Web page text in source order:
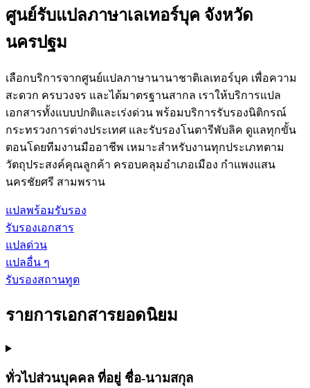
ศูนย์รับแปลภาษาเลเทอร์บุค จังหวัด
นครปฐม
เลือกบริการจากศูนย์แปลภาษานานาชาติเลเทอร์บุค เพื่อความ
สะดวก ครบวงจร และได้มาตรฐานสากล เราให้บริการแปล
เอกสารทั้งแบบปกติและเร่งด่วน พร้อมบริการรับรองนิติกรณ์
กระทรวงการต่างประเทศ และรับรองโนตารีพับลิค ดูแลทุกขั้น
ตอนโดยทีมงานมืออาชีพ เหมาะสำหรับงานทุกประเภทตาม
วัตถุประสงค์คุณลูกค้า ครอบคลุมอำเภอเมือง กำแพงแสน
นครชัยศรี สามพราน
แปลพร้อมรับรอง
รับรองเอกสาร
แปลด่วน
แปลอื่น ๆ
รับรองสถานทูต
รายการเอกสารยอดนิยม
ทั่วไปส่วนบุคคล ที่อยู่ ชื่อ-นามสกุล